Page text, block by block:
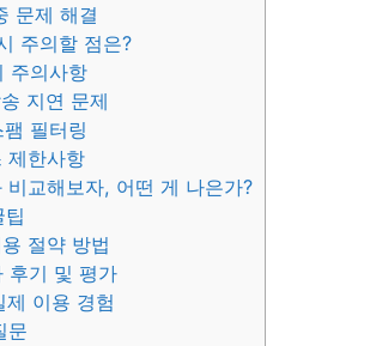
문제 해결
주의할 점은?
주의사항
지연 문제
팸 필터링
제한사항
비교해보자, 어떤 게 나은가?
팁
절약 방법
후기 및 평가
제 이용 경험
문